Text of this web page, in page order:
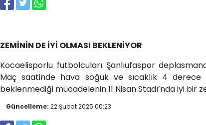
ZEMİNİN DE İYİ OLMASI BEKLENİYOR
Kocaelisporlu futbolcuları Şanlıufaspor
Maç saatinde hava soğuk ve sıcaklık 4 derece
beklenmediği mücadelenin 11 Nisan Stadı’nda iyi bir
Güncelleme: 22 Şubat 2025 00:23